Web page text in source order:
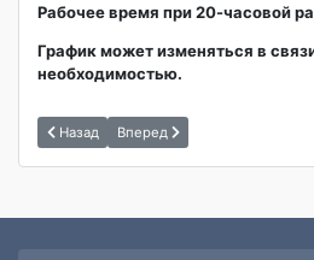
Рабочее время при 20-часовой
График может изменяться в
необходимостью.
Назад Вперед